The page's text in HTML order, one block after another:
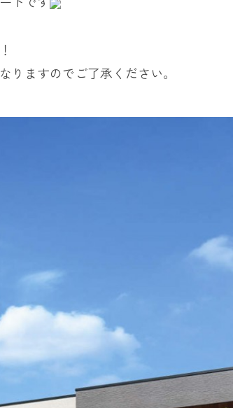
ますのでご了承ください。